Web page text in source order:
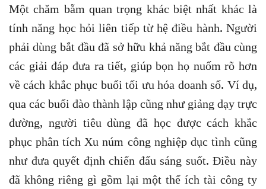
Một chăm bẵm quan trọng khác biệt nhất khác là
tính năng học hỏi liên tiếp từ hệ điều hành. Người
phải dùng bắt đầu đã sở hữu khả năng bắt đầu cùng
các giải đáp đưa ra tiết, giúp bọn họ nuốm rõ hơn
về cách khắc phục buổi tối ưu hóa doanh số. Ví dụ,
qua các buổi đào thành lập cũng như giảng dạy trực
đường, người tiêu dùng đã học được cách khắc
phục phân tích Xu núm công nghiệp dục tình cũng
như đưa quyết định chiến đấu sáng suốt. Điều này
đã không riêng gì gồm lại một thể ích tài công ty